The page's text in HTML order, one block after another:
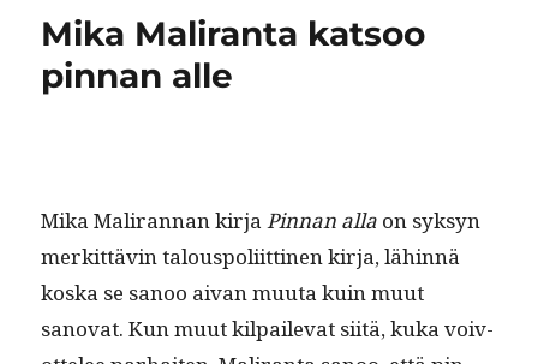
Mika Maliranta katsoo
pinnan alle
Mika Mali­ran­nan kir­jaPin­nan alla on syksyn
merkit­tävin talous­poli­it­ti­nen kir­ja, lähin­nä
kos­ka se sanoo aivan muu­ta kuin muut
sanovat. Kun muut kil­pail­e­vat siitä, kuka voiv­